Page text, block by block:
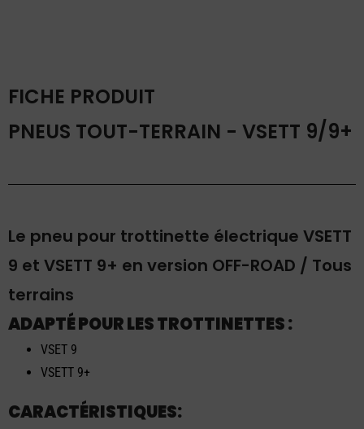
FICHE PRODUIT
PNEUS TOUT-TERRAIN - VSETT 9/9+
Le pneu pour trottinette électrique VSETT
9 et VSETT 9+ en version OFF-ROAD / Tous
terrains
ADAPTÉ POUR LES TROTTINETTES :
VSET 9
VSETT 9+
CARACTÉRISTIQUES: